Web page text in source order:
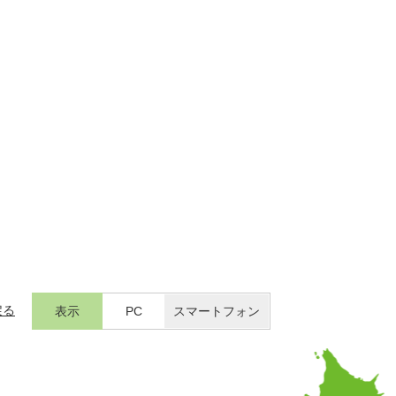
表示 PC スマートフォン